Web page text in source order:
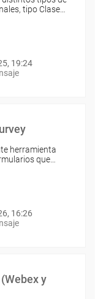
tipo Clase…
19:24
herramienta
que…
16:26
y